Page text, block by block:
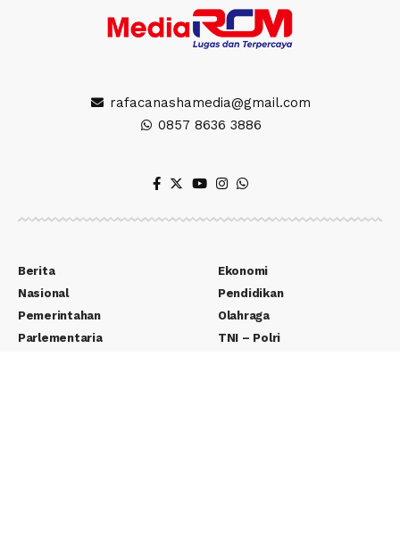
rafacanashamedia@gmail.com
0857 8636 3886
Berita
Nasional
Pemerintahan
Parlementaria
Ekonomi
Pendidikan
Olahraga
TNI – Polri